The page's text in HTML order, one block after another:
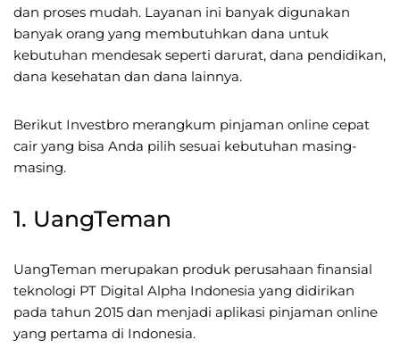
dan proses mudah. Layanan ini banyak digunakan
banyak orang yang membutuhkan dana untuk
kebutuhan mendesak seperti darurat, dana pendidikan,
dana kesehatan dan dana lainnya.
Berikut Investbro merangkum pinjaman online cepat
cair yang bisa Anda pilih sesuai kebutuhan masing-
masing.
1. UangTeman
UangTeman merupakan produk perusahaan finansial
teknologi PT Digital Alpha Indonesia yang didirikan
pada tahun 2015 dan menjadi aplikasi pinjaman online
yang pertama di Indonesia.